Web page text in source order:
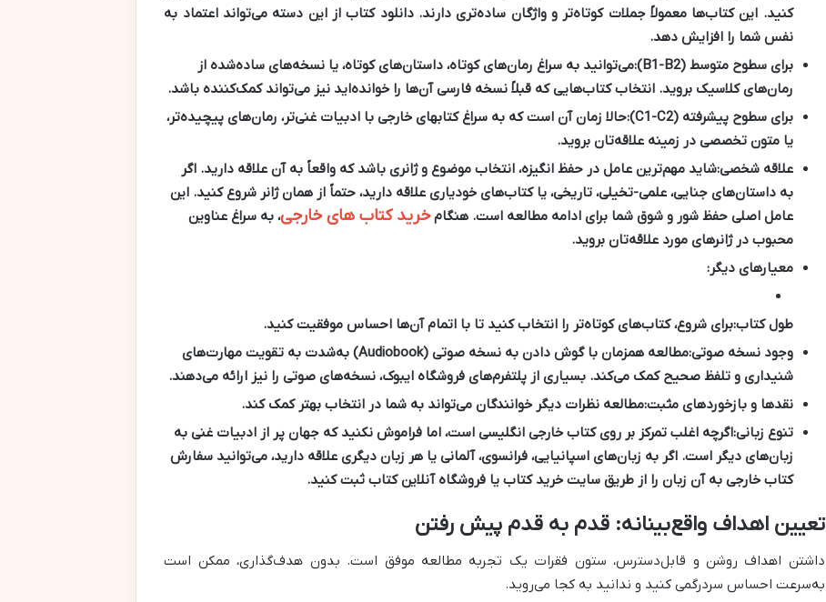
کنید. این کتاب‌ها معمولاً جملات کوتاه‌تر و واژگان ساده‌تری دارند.دانلود کتاباز این دسته می‌تواند اعتماد به
نفس شما را افزایش دهد.
برای سطوح متوسط (B1-B2):
می‌توانید به سراغ رمان‌های کوتاه، داستان‌های کوتاه، یا نسخه‌های ساده‌شده از
رمان‌های کلاسیک بروید. انتخاب کتاب‌هایی که قبلاً نسخه فارسی آن‌ها را خوانده‌اید نیز می‌تواند کمک‌کننده باشد.
برای سطوح پیشرفته (C1-C2):
حالا زمان آن است که به سراغکتابهای خارجی با ادبیات غنی‌تر، رمان‌های پیچیده‌تر،
یا متون تخصصی در زمینه علاقه‌تان بروید.
علاقه شخصی:شاید مهم‌ترین عامل در حفظ انگیزه، انتخاب موضوع و ژانری باشد که واقعاً به آن علاقه دارید. اگر
به داستان‌های جنایی، علمی-تخیلی، تاریخی، یا کتاب‌های خودیاری علاقه دارید، حتماً از همان ژانر شروع کنید. این
عامل اصلی حفظ شور و شوق شما برای ادامه مطالعه است. هنگامخرید کتاب های خارجی، به سراغ عناوین
محبوب در ژانرهای مورد علاقه‌تان بروید.
معیارهای دیگر:
طول کتاب:برای شروع، کتاب‌های کوتاه‌تر را انتخاب کنید تا با اتمام آن‌ها احساس موفقیت کنید.
وجود نسخه صوتی:
مطالعه همزمان با گوش دادن به نسخه صوتی (Audiobook) به‌شدت به تقویت مهارت‌های
شنیداری و تلفظ صحیح کمک می‌کند. بسیاری از پلتفرم‌هایفروشگاه ایبوک، نسخه‌های صوتی را نیز ارائه می‌دهند.
نقدها و بازخوردهای مثبت:مطالعه نظرات دیگر خوانندگان می‌تواند به شما در انتخاب بهتر کمک کند.
تنوع زبانی:اگرچه اغلب تمرکز بر رویکتاب خارجی انگلیسی است، اما فراموش نکنید که جهان پر از ادبیات غنی به
زبان‌های دیگر است. اگر به زبان‌های اسپانیایی، فرانسوی، آلمانی یا هر زبان دیگری علاقه دارید، می‌توانیدسفارش
کتاب خارجی به آن زبان را از طریقسایت خرید کتاب یافروشگاه آنلاین کتاب ثبت کنید.
تعیین اهداف واقع‌بینانه: قدم به قدم پیش رفتن
داشتن اهداف روشن و قابل‌دسترس، ستون فقرات یک تجربه مطالعه موفق است. بدون هدف‌گذاری، ممکن است
به‌سرعت احساس سردرگمی کنید و ندانید به کجا می‌روید.